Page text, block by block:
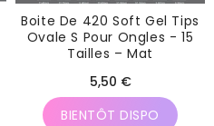
Boite De 420 Soft Gel Tips
Ovale S Pour Ongles - 15
Tailles – Mat
Prix
habituel
5,50 €
BIENTÔT DISPO